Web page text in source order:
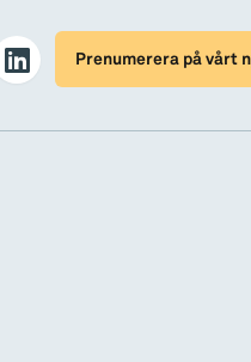
Prenumerera på vårt